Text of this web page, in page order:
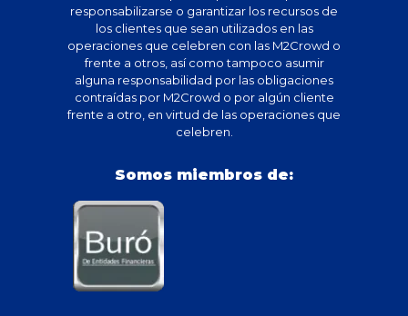
responsabilizarse o garantizar los recursos de
los clientes que sean utilizados en las
operaciones que celebren con las M2Crowd o
frente a otros, así como tampoco asumir
alguna responsabilidad por las obligaciones
contraídas por M2Crowd o por algún cliente
frente a otro, en virtud de las operaciones que
celebren.
Somos miembros de: